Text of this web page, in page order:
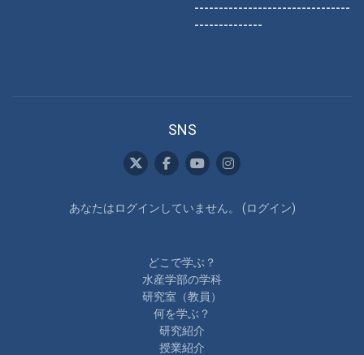
--------------------------------
--------------
SNS
あなたはログインしていません。 (ログイン)
どこで学ぶ？
水産学部の学科
研究室（教員）
何を学ぶ？
研究紹介
授業紹介